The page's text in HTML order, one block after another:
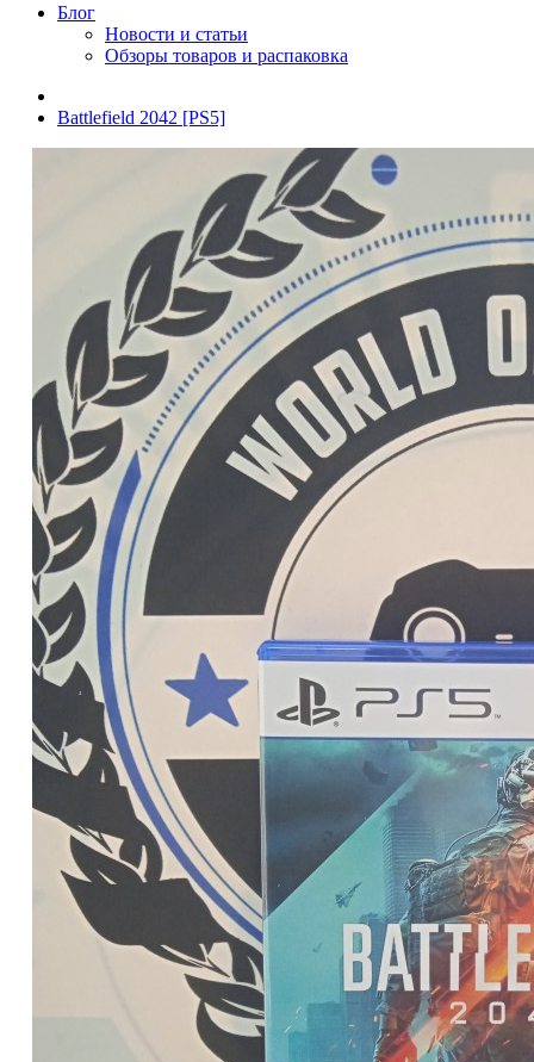
Блог
Новости и статьи
Обзоры товаров и распаковка
Battlefield 2042 [PS5]